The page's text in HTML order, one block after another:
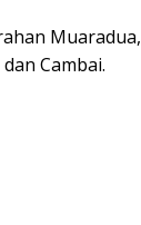
Muaradua,
Cambai.